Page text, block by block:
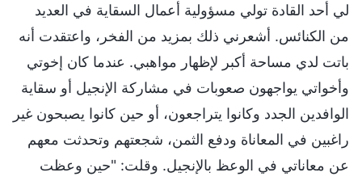
لي أحد القادة تولي مسؤولية أعمال السقاية في العديد
من الكنائس. أشعرني ذلك بمزيد من الفخر، واعتقدت أنه
باتت لدي مساحة أكبر لإظهار مواهبي. عندما كان إخوتي
وأخواتي يواجهون صعوبات في مشاركة الإنجيل أو سقاية
الوافدين الجدد وكانوا يتراجعون، أو حين كانوا يصبحون غير
راغبين في المعاناة ودفع الثمن، شجعتهم وتحدثت معهم
عن معاناتي في الوعظ بالإنجيل. وقلت: "حين وعظت